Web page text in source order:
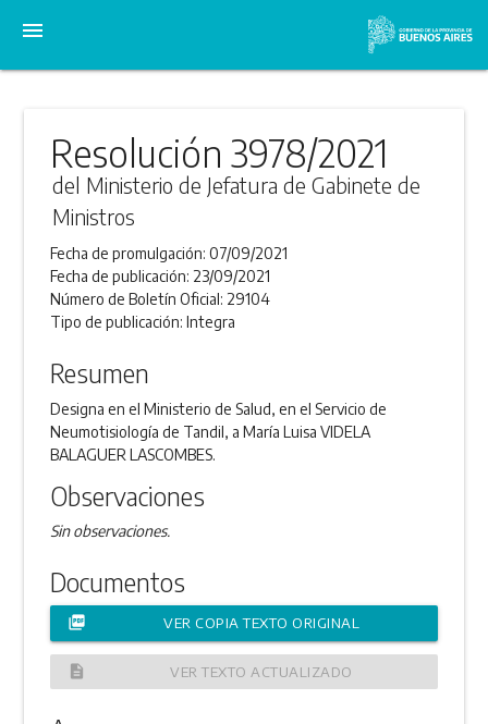
menu
Resolución 3978/2021
del Ministerio de Jefatura de Gabinete de
Ministros
Fecha de promulgación:07/09/2021
Fecha de publicación: 23/09/2021
Número de Boletín Oficial: 29104
Tipo de publicación:Integra
Resumen
Designa en el Ministerio de Salud, en el Servicio de
Neumotisiología de Tandil, a María Luisa VIDELA
BALAGUER LASCOMBES.
Observaciones
Sin observaciones.
Documentos
picture_as_pdf VER COPIA TEXTO ORIGINAL
description VER TEXTO ACTUALIZADO